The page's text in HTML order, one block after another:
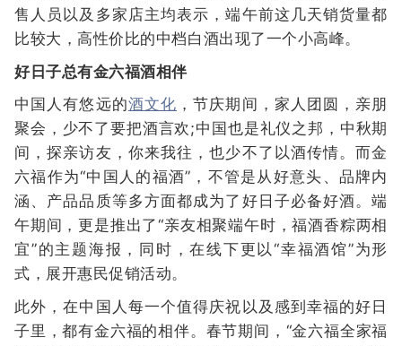
售人员以及多家店主均表示，端午前这几天销货量都
比较大，高性价比的中档白酒出现了一个小高峰。
好日子总有金六福酒相伴
中国人有悠远的酒文化 ，节庆期间，家人团圆，亲朋
聚会，少不了要把酒言欢;中国也是礼仪之邦，中秋期
间，探亲访友，你来我往，也少不了以酒传情。而金
六福作为“中国人的福酒”，不管是从好意头、品牌内
涵、产品品质等多方面都成为了好日子必备好酒。端
午期间，更是推出了“亲友相聚端午时，福酒香粽两相
宜”的主题海报，同时，在线下更以“幸福酒馆”为形
式，展开惠民促销活动。
此外，在中国人每一个值得庆祝以及感到幸福的好日
子里，都有金六福的相伴。春节期间，“金六福全家福